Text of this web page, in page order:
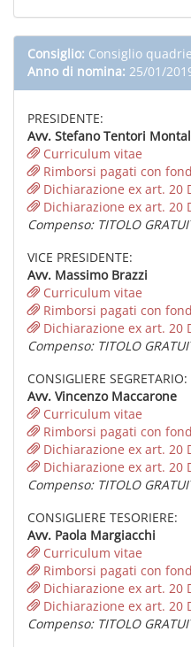
Consiglio: Consiglio
Anno di nomina: 25/01/
PRESIDENTE:
Avv. Stefano Tentori
Curriculum vitae
Rimborsi pagati con
Dichiarazione ex art. 20
Dichiarazione ex art. 20
Compenso: TITOLO
VICE PRESIDENTE:
Avv. Massimo Brazzi
Curriculum vitae
Rimborsi pagati con
Dichiarazione ex art. 20
Compenso: TITOLO
CONSIGLIERE SEGRETARIO:
Avv. Vincenzo Maccarone
Curriculum vitae
Rimborsi pagati con
Dichiarazione ex art. 20
Dichiarazione ex art. 20
Compenso: TITOLO
CONSIGLIERE TESORIERE:
Avv. Paola Margiacchi
Curriculum vitae
Rimborsi pagati con
Dichiarazione ex art. 20
Dichiarazione ex art. 20
Compenso: TITOLO